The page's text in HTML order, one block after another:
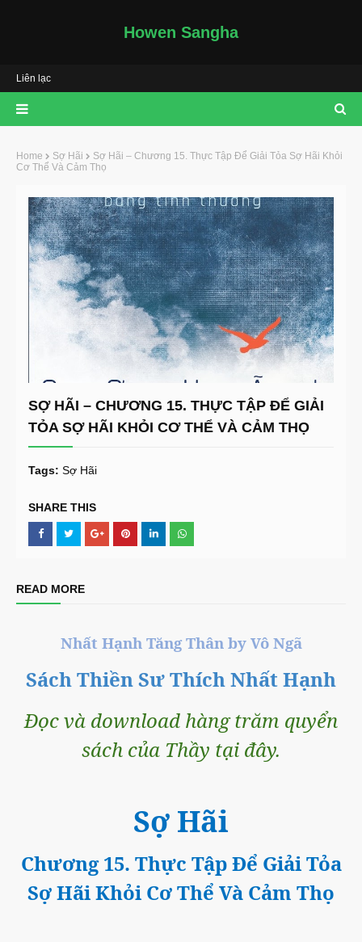
Howen Sangha
Liên lạc
Home Sợ Hãi
Sợ Hãi – Chương 15. Thực Tập Để Giải Tỏa Sợ Hãi Khỏi
Cơ Thể Và Cảm Thọ
SỢ HÃI – CHƯƠNG 15. THỰC TẬP ĐỂ GIẢI
TỎA SỢ HÃI KHỎI CƠ THỂ VÀ CẢM THỌ
Tags: Sợ Hãi
SHARE THIS
READ MORE
Nhất Hạnh Tăng Thân by Vô Ngã
Sách Thiền Sư Thích Nhất Hạnh
Đọc và download hàng trăm quyển
sách của Thầy tại đây.
Sợ Hãi
Chương 15. Thực Tập Để Giải Tỏa
Sợ Hãi Khỏi Cơ Thể Và Cảm Thọ